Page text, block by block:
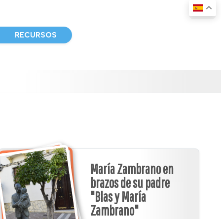
RECURSOS
María Zambrano en
brazos de su padre
"Blas y María
Zambrano"